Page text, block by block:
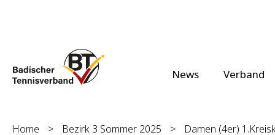
News Verband
Home > Bezirk 3 Sommer 2025 >
Damen (4er)